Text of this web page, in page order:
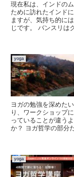
現在私は、インドの
ために訪れたインド
ますが、気持ち的に
じです。 バンスリは
yoga
ヨガの勉強を深めた
り、ワークショップ
っていることが違う
か？ ヨガ哲学の部分
yoga